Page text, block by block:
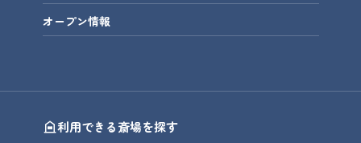
オープン情報
利用できる斎場を探す